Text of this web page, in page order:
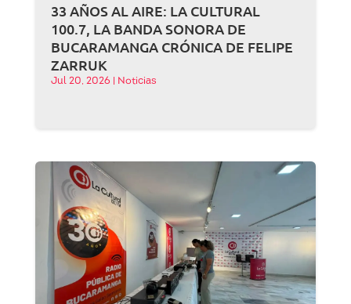
33 AÑOS AL AIRE: LA CULTURAL
100.7, LA BANDA SONORA DE
BUCARAMANGA CRÓNICA DE FELIPE
ZARRUK
Jul 20, 2026 Noticias